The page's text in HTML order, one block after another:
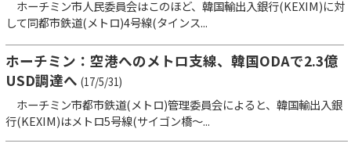
ホーチミン市人民委員会はこのほど、韓国輸出入銀行(KEXIM)に対
して同都市鉄道(メトロ)4号線(タインス...
ホーチミン：空港へのメトロ支線、韓国ODAで2.3億
USD調達へ (17/5/31)
ホーチミン市都市鉄道(メトロ)管理委員会によると、韓国輸出入銀
行(KEXIM)はメトロ5号線(サイゴン橋～...